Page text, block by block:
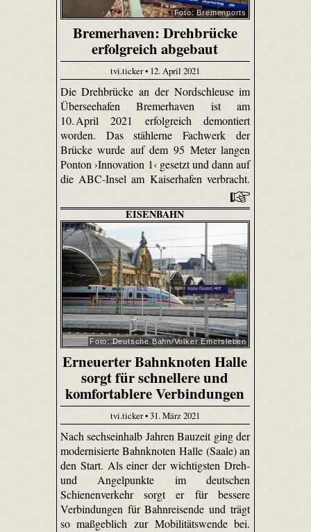
Foto: Bremenports
Bremerhaven: Drehbrücke
erfolgreich abgebaut
tvi.ticker • 12. April 2021
Die Drehbrücke an der Nordschleuse im
Überseehafen Bremerhaven ist am
10. April 2021 erfolgreich demontiert
worden. Das stählerne Fachwerk der
Brücke wurde auf dem 95 Meter langen
Ponton ›Innovation 1‹ gesetzt und dann auf
die ABC-Insel am Kaiserhafen verbracht.
EISENBAHN
Foto: Deutsche Bahn/Volker Emersleben
Erneuerter Bahnknoten Halle
sorgt für schnellere und
komfortablere Verbindungen
tvi.ticker • 31. März 2021
Nach sechseinhalb Jahren Bauzeit ging der
modernisierte Bahnknoten Halle (Saale) an
den Start. Als einer der wichtigsten Dreh-
und Angelpunkte im deutschen
Schienenverkehr sorgt er für bessere
Verbindungen für Bahnreisende und trägt
so maßgeblich zur Mobilitätswende bei.